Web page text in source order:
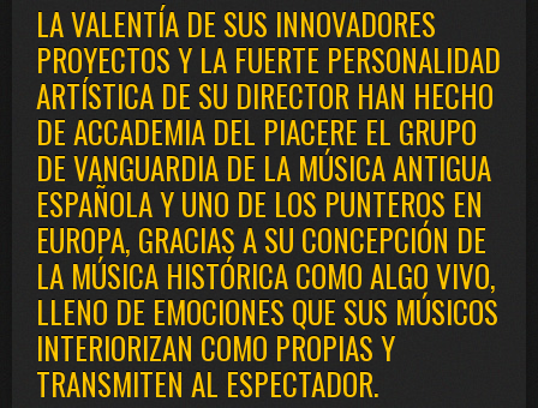
LA VALENTÍA DE SUS INNOVADORES
PROYECTOS Y LA FUERTE PERSONALIDAD
ARTÍSTICA DE SU DIRECTOR HAN HECHO
DE ACCADEMIA DEL PIACERE EL GRUPO
DE VANGUARDIA DE LA MÚSICA ANTIGUA
ESPAÑOLA Y UNO DE LOS PUNTEROS EN
EUROPA, GRACIAS A SU CONCEPCIÓN DE
LA MÚSICA HISTÓRICA COMO ALGO VIVO,
LLENO DE EMOCIONES QUE SUS MÚSICOS
INTERIORIZAN COMO PROPIAS Y
TRANSMITEN AL ESPECTADOR.